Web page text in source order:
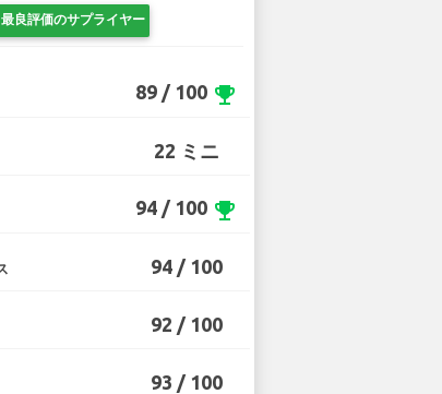
最良評価のサプライヤー
89 / 100 emoji_events
22 ミニ
94 / 100 emoji_events
94 / 100
92 / 100
93 / 100